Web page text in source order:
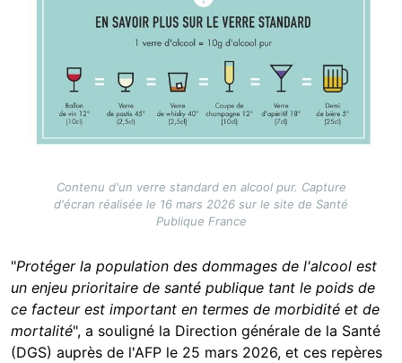
Contenu d'un verre standard en alcool pur. Capture
d'écran réalisée le 16 mars 2026 sur le site de Santé
Publique France
"Protéger la population des dommages de l'alcool est
un enjeu prioritaire de santé publique tant le poids de
ce facteur est important en termes de morbidité et de
mortalité", a souligné la Direction générale de la Santé
(DGS) auprès de l'AFP le 25 mars 2026, et ces repères